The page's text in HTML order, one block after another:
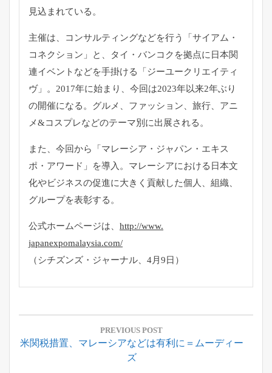
見込まれている。
主催は、コンサルティングなどを行う「サイアム・
コネクション」
と、タイ・バンコクを拠点に日本関
連イベントなどを手掛ける「 ジーユークリエイティ
ヴ」。2017年に始まり、 今回は2023年以来2年ぶり
の開催になる。グルメ、 ファッション、旅行、アニ
メ&コスプレなどのテーマ別に出展される。
また、今回から「マレーシア・ジャパン・エキス
ポ・アワード」
を導入。 マレーシアにおける日本文
化やビジネスの促進に大きく貢献した個 人、組織、
グループを表彰する。
公式ホームページは、 http://www.
japanexpomalaysia.com/
（シチズンズ・ジャーナル、4月9日）
投
ナ
PREVIOUS POST
Previous
米関税措置、マレーシアなどは有利に＝ムーディー
ズ